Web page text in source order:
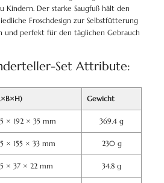
Kindern. Der starke Saugfuß hält den
Froschdesign zur Selbstfütterung
und perfekt für den täglichen Gebrauch
Set Attribute:
Gewicht
× 192 × 35 mm 369.4 g
× 155 × 33 mm 230 g
× 37 × 22 mm 34.8 g